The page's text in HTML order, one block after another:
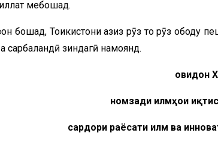
мебошад.
бошад, Тоҷикистони азиз рӯз то рӯз ободу
сарбаландӣ зиндагӣ намоянд.
номзади илмҳои
сардори раёсати илм ва